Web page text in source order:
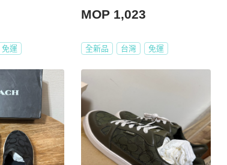
免運
MOP 1,023
全新品 台灣 免運